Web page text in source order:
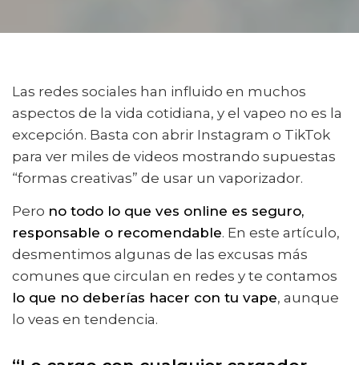
Las redes sociales han influido en muchos
aspectos de la vida cotidiana, y el vapeo no es la
excepción. Basta con abrir Instagram o TikTok
para ver miles de videos mostrando supuestas
“formas creativas” de usar un vaporizador.
Pero no todo lo que ves online es seguro,
responsable o recomendable. En este artículo,
desmentimos algunas de las excusas más
comunes que circulan en redes y te contamos
lo que no deberías hacer con tu vape, aunque
lo veas en tendencia.